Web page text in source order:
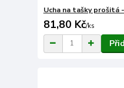
Ucha na tašky prošitá
81,80 Kč/ks